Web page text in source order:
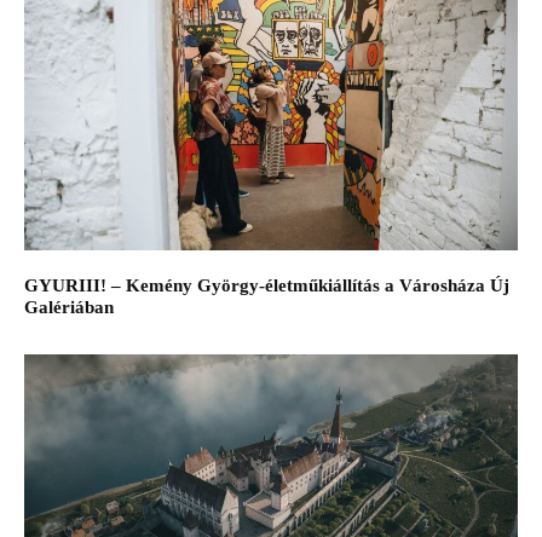
GYURIII! – Kemény György-életműkiállítás a Városháza Új
Galériában